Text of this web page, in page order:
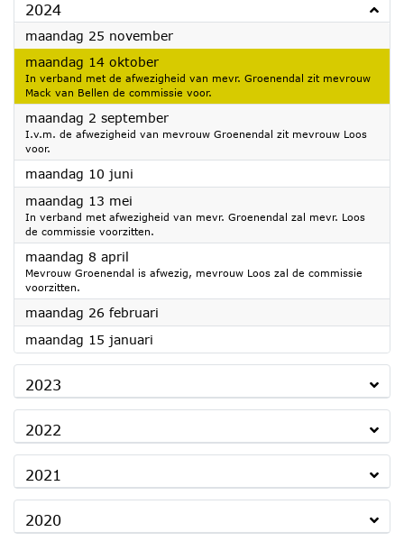
2024
maandag 25 november2024
maandag 14 oktober2024
In verband met de afwezigheid van mevr. Groenendal zit mevrouw
Mack van Bellen de commissie voor.
maandag 2 september2024
I.v.m. de afwezigheid van mevrouw Groenendal zit mevrouw Loos
voor.
maandag 10 juni
maandag 13 mei
In verband met afwezigheid van mevr. Groenendal zal mevr. Loos
de commissie voorzitten.
maandag 8 april
Mevrouw Groenendal is afwezig, mevrouw Loos zal de commissie
voorzitten.
maandag 26 februari
maandag 15 januari
2023
2022
2021
2020